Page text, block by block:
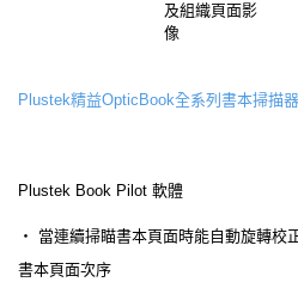
及組織頁面影
像
Plustek精益OpticBook全系列書本掃描
Plustek Book Pilot 軟體
‧ 當連續掃瞄書本頁面時能自動旋轉校
書本頁面次序